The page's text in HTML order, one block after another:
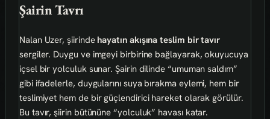
Şairin Tavrı
Nalan Uzer, şiirinde hayatın akışına teslim bir tavır
sergiler. Duygu ve imgeyi birbirine bağlayarak, okuyucuya
içsel bir yolculuk sunar. Şairin dilinde “umuman saldım”
gibi ifadelerle, duygularını suya bırakma eylemi, hem bir
teslimiyet hem de bir güçlendirici hareket olarak görülür.
Bu tavır, şiirin bütününe “yolculuk” havası katar.